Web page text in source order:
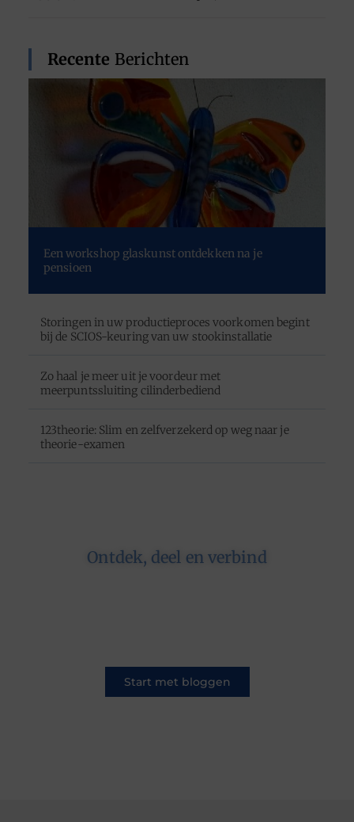
Recente Berichten
Een workshop glaskunst ontdekken na je
pensioen
Storingen in uw productieproces voorkomen begint
bij de SCIOS-keuring van uw stookinstallatie
Zo haal je meer uit je voordeur met
meerpuntssluiting cilinderbediend
123theorie: Slim en zelfverzekerd op weg naar je
theorie-examen
Ontdek, deel en verbind
Start met bloggen